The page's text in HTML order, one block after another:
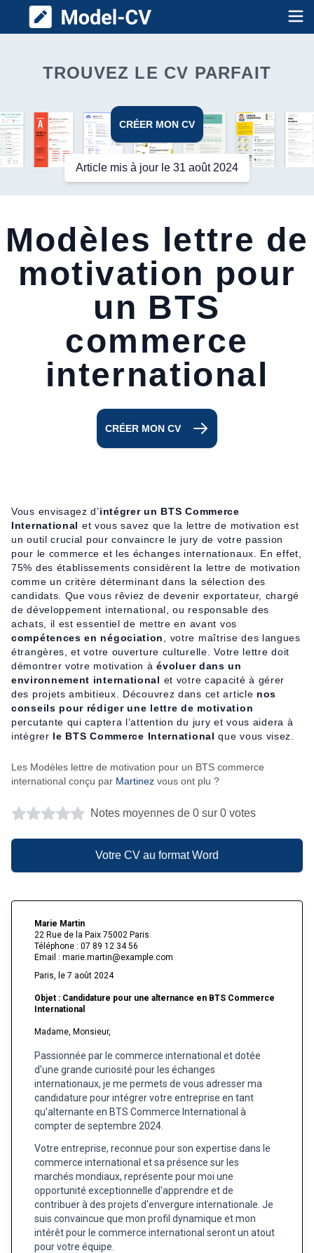
Model CV
TROUVEZ LE CV PARFAIT
CRÉER MON CV
Article mis à jour le 31 août 2024
Modèles lettre de
motivation pour
un BTS
commerce
international
CRÉER MON CV
Vous envisagez d’intégrer un BTS Commerce
International et vous savez que la lettre de motivation est
un outil crucial pour convaincre le jury de votre passion
pour le commerce et les échanges internationaux. En effet,
75% des établissements considèrent la lettre de motivation
comme un critère déterminant dans la sélection des
candidats. Que vous rêviez de devenir exportateur, chargé
de développement international, ou responsable des
achats, il est essentiel de mettre en avant vos
compétences en négociation
, votre maîtrise des langues
étrangères, et votre ouverture culturelle. Votre lettre doit
démontrer votre motivation àévoluer dans un
environnement international et votre capacité à gérer
des projets ambitieux. Découvrez dans cet article nos
conseils pour rédiger une lettre de motivation
percutante qui captera l’attention du jury et vous aidera à
intégrer le BTS Commerce International que vous visez.
Les Modèles lettre de motivation pour un BTS commerce
international conçu par Martinez vous ont plu ?
Notes moyennes de 0 sur 0 votes
Votre CV au format Word
Marie Martin
22 Rue de la Paix 75002 Paris
Téléphone : 07 89 12 34 56
Email : marie.martin@example.com
Paris, le 7 août 2024
Objet : Candidature pour une alternance en BTS Commerce
International
Madame, Monsieur,
Passionnée par le commerce international et dotée
d'une grande curiosité pour les échanges
internationaux, je me permets de vous adresser ma
candidature pour intégrer votre entreprise en tant
qu'alternante en BTS Commerce International à
compter de septembre 2024.
Votre entreprise, reconnue pour son expertise dans le
commerce international et sa présence sur les
marchés mondiaux, représente pour moi une
opportunité exceptionnelle d'apprendre et de
contribuer à des projets d'envergure internationale. Je
suis convaincue que mon profil dynamique et mon
intérêt pour le commerce international seront un atout
pour votre équipe.